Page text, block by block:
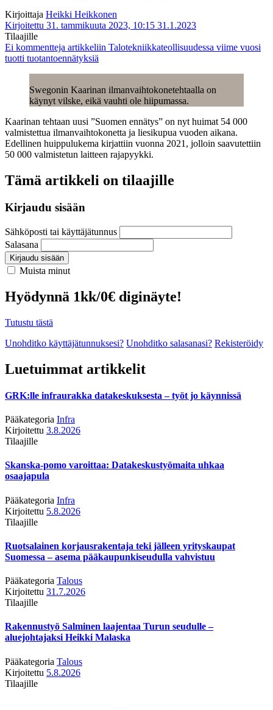
Kirjoittaja Heikki Heikkonen
Kirjoitettu 31. tammikuuta 2023, 10:15 31.1.2023
Tilaajille
Ei kommentteja artikkeliin Talotekniikkateollisuudessa viime vuosi
tuotti tuotantoennätyksiä
Swegonin Kaarinan ilmanvaihtokonetehtaalla on
käynyt vilske, eikä vauhti ole hiipumassa.
Kaarinan tehtaan uusi ”Suomen ennätys” on nyt huimat 54 000
valmistettua ilmanvaihtokonetta ja liesikupua vuoden aikana.
Edellinen huippulukema kirjattiin vuonna 2021, jolloin saavutettiin
50 000 valmistetun laitteen rajapyykki.
Tämä artikkeli on tilaajille
Kirjaudu sisään
Sähköposti tai käyttäjätunnus
Salasana
Kirjaudu sisään
Muista minut
Hyödynnä 1kk/0€ diginäyte!
Tutustu tästä
Unohditko käyttäjätunnuksesi? Unohditko salasanasi? Rekisteröidy
Luetuimmat artikkelit
GRK:lle infraurakka datakeskuksesta – työt jo käynnissä
Pääkategoria Infra
Kirjoitettu 3.8.2026
Tilaajille
Skanska-pomo varoittaa: Datakeskustyömaita uhkaa
osaajapula
Pääkategoria Infra
Kirjoitettu 5.8.2026
Tilaajille
Ruotsalainen korjausrakentaja teki jälleen yrityskaupat
Suomessa – asema pääkaupunkiseudulla vahvistuu
Pääkategoria Talous
Kirjoitettu 31.7.2026
Tilaajille
Rakennustyö Salminen laajentaa Turun seudulle –
aluejohtajaksi Heikki Malaska
Pääkategoria Talous
Kirjoitettu 5.8.2026
Tilaajille